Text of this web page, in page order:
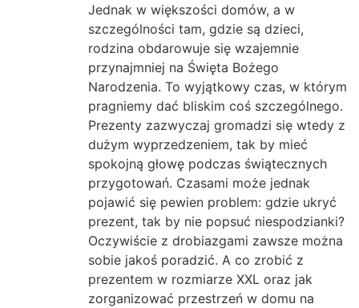
Jednak w większości domów, a w
szczególności tam, gdzie są dzieci,
rodzina obdarowuje się wzajemnie
przynajmniej na Święta Bożego
Narodzenia. To wyjątkowy czas, w którym
pragniemy dać bliskim coś szczególnego.
Prezenty zazwyczaj gromadzi się wtedy z
dużym wyprzedzeniem, tak by mieć
spokojną głowę podczas świątecznych
przygotowań. Czasami może jednak
pojawić się pewien problem: gdzie ukryć
prezent, tak by nie popsuć niespodzianki?
Oczywiście z drobiazgami zawsze można
sobie jakoś poradzić. A co zrobić z
prezentem w rozmiarze XXL oraz jak
zorganizować przestrzeń w domu na